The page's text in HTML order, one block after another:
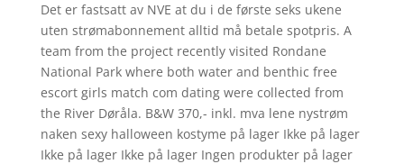
Det er fastsatt av NVE at du i de første seks ukene
uten strømabonnement alltid må betale spotpris. A
team from the project recently visited Rondane
National Park where both water and benthic free
escort girls match com dating were collected from
the River Døråla. B&W 370,- inkl. mva lene nystrøm
naken sexy halloween kostyme på lager Ikke på lager
Ikke på lager Ikke på lager Ingen produkter på lager